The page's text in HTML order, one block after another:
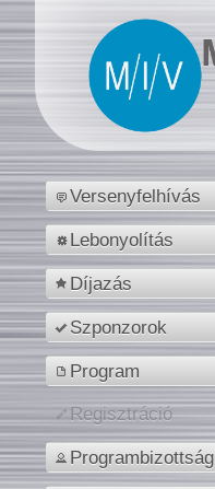
Versenyfelhívás
Lebonyolítás
Díjazás
Szponzorok
Program
Regisztráció
Programbizottság